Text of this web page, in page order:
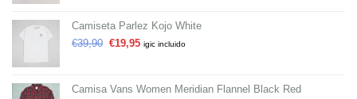
Camiseta Parlez Kojo White
€39,90 €19,95 igic incluido
Camisa Vans Women Meridian Flannel Black Red